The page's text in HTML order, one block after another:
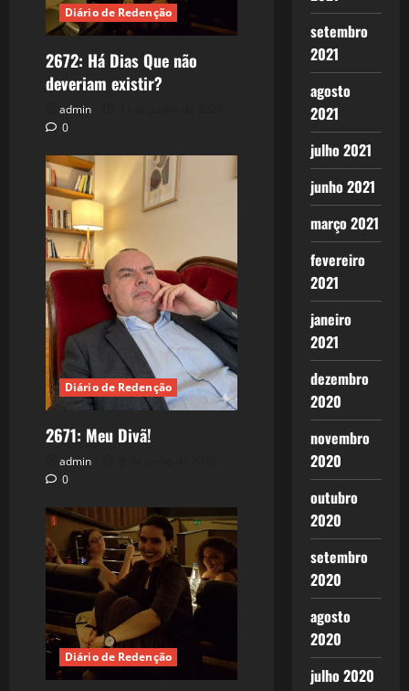
Diário de Redenção
2672: Há Dias Que não
deveriam existir?
admin
0
Diário de Redenção
2671: Meu Divã!
admin
0
Diário de Redenção
setembro
2021
agosto
2021
julho 2021
junho 2021
março 2021
fevereiro
2021
janeiro
2021
dezembro
2020
novembro
2020
outubro
2020
setembro
2020
agosto
2020
julho 2020